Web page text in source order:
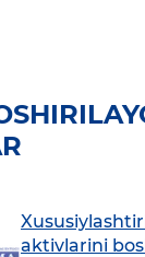
aktivlarini